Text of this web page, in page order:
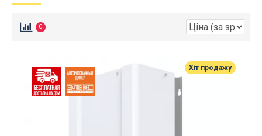
0
Хіт продажу